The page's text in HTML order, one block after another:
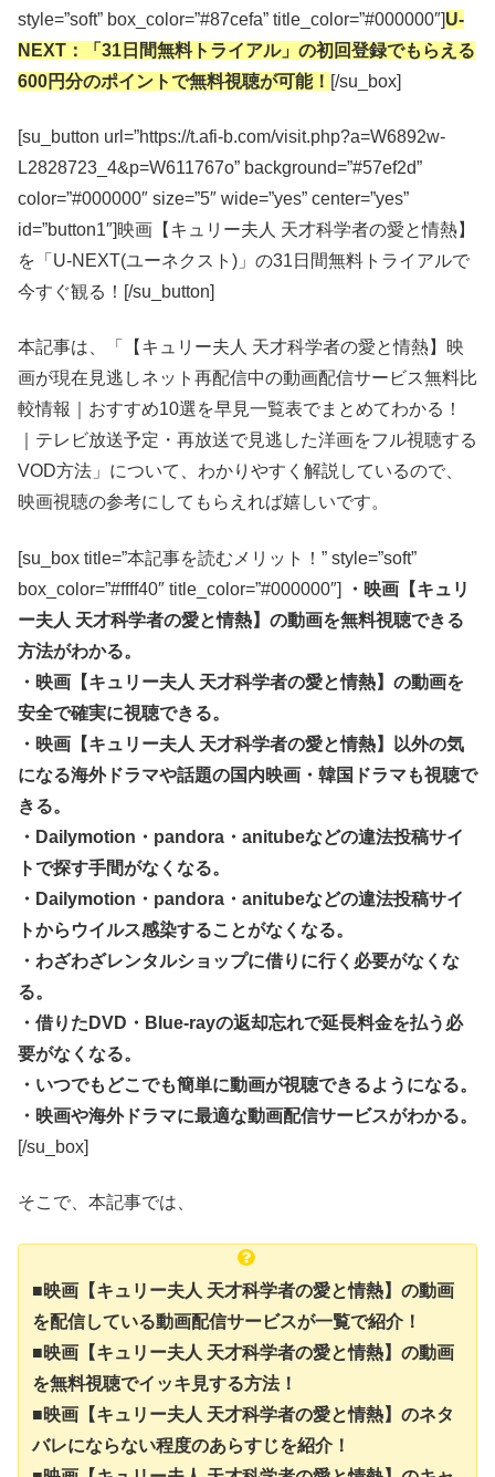
style=”soft” box_color=”#87cefa” title_color=”#000000″]U-
NEXT：「31日間無料トライアル」の初回登録でもらえる
600円分のポイントで無料視聴が可能！ [/su_box]
[su_button url=”https://t.afi-b.com/visit.php?a=W6892w-
L2828723_4&p=W611767o” background=”#57ef2d”
color=”#000000″ size=”5″ wide=”yes” center=”yes”
id=”button1″]映画【キュリー夫人 天才科学者の愛と情熱】
を「U-NEXT(ユーネクスト)」の31日間無料トライアルで
今すぐ観る！[/su_button]
本記事は、「【キュリー夫人 天才科学者の愛と情熱】映
画が現在見逃しネット再配信中の動画配信サービス無料比
較情報｜おすすめ10選を早見一覧表でまとめてわかる！
｜テレビ放送予定・再放送で見逃した洋画をフル視聴する
VOD方法」について、わかりやすく解説しているので、
映画視聴の参考にしてもらえれば嬉しいです。
[su_box title=”本記事を読むメリット！” style=”soft”
box_color=”#ffff40″ title_color=”#000000″]
・映画【キュリ
ー夫人 天才科学者の愛と情熱】の動画を無料視聴できる
方法がわかる。
・映画【キュリー夫人 天才科学者の愛と情熱】の動画を
安全で確実に視聴できる。
・映画【キュリー夫人 天才科学者の愛と情熱】以外の気
になる海外ドラマや話題の国内映画・韓国ドラマも視聴で
きる。
・Dailymotion・pandora・anitubeなどの違法投稿サイ
トで探す手間がなくなる。
・Dailymotion・pandora・anitubeなどの違法投稿サイ
トからウイルス感染することがなくなる。
・わざわざレンタルショップに借りに行く必要がなくな
る。
・借りたDVD・Blue-rayの返却忘れで延長料金を払う必
要がなくなる。
・いつでもどこでも簡単に動画が視聴できるようになる。
・映画や海外ドラマに最適な動画配信サービスがわかる。
[/su_box]
そこで、本記事では、
■映画【キュリー夫人 天才科学者の愛と情熱】の動画
を配信している動画配信サービスが一覧で紹介！
■映画【キュリー夫人 天才科学者の愛と情熱】の動画
を無料視聴でイッキ見する方法！
■映画【キュリー夫人 天才科学者の愛と情熱】のネタ
バレにならない程度のあらすじを紹介！